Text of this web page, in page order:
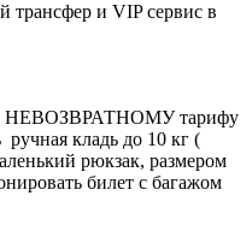
трансфер и VIP сервис в
НЕВОЗВРАТНОМУ тарифу
ручная кладь до 10 кг (
рюкзак, размером
билет с багажом